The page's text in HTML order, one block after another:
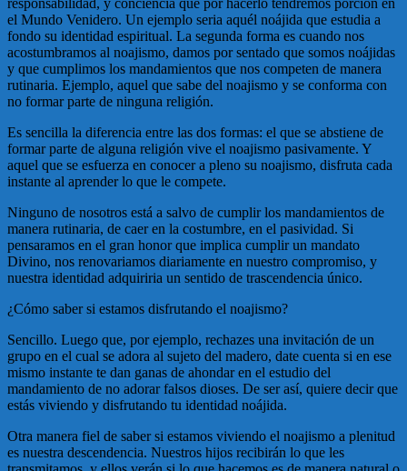
responsabilidad, y conciencia que por hacerlo tendremos porción en
el Mundo Venidero. Un ejemplo seria aquél noájida que estudia a
fondo su identidad espiritual. La segunda forma es cuando nos
acostumbramos al noajismo, damos por sentado que somos noájidas
y que cumplimos los mandamientos que nos competen de manera
rutinaria. Ejemplo, aquel que sabe del noajismo y se conforma con
no formar parte de ninguna religión.
Es sencilla la diferencia entre las dos formas: el que se abstiene de
formar parte de alguna religión vive el noajismo pasivamente. Y
aquel que se esfuerza en conocer a pleno su noajismo, disfruta cada
instante al aprender lo que le compete.
Ninguno de nosotros está a salvo de cumplir los mandamientos de
manera rutinaria, de caer en la costumbre, en el pasividad. Si
pensaramos en el gran honor que implica cumplir un mandato
Divino, nos renovariamos diariamente en nuestro compromiso, y
nuestra identidad adquiriria un sentido de trascendencia único.
¿Cómo saber si estamos disfrutando el noajismo?
Sencillo. Luego que, por ejemplo, rechazes una invitación de un
grupo en el cual se adora al sujeto del madero, date cuenta si en ese
mismo instante te dan ganas de ahondar en el estudio del
mandamiento de no adorar falsos dioses. De ser así, quiere decir que
estás viviendo y disfrutando tu identidad noájida.
Otra manera fiel de saber si estamos viviendo el noajismo a plenitud
es nuestra descendencia. Nuestros hijos recibirán lo que les